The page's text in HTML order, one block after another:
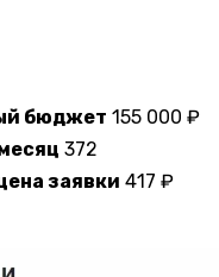
бюджет 155 000 ₽
372
заявки 417 ₽